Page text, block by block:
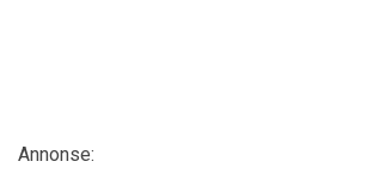
Annonse: